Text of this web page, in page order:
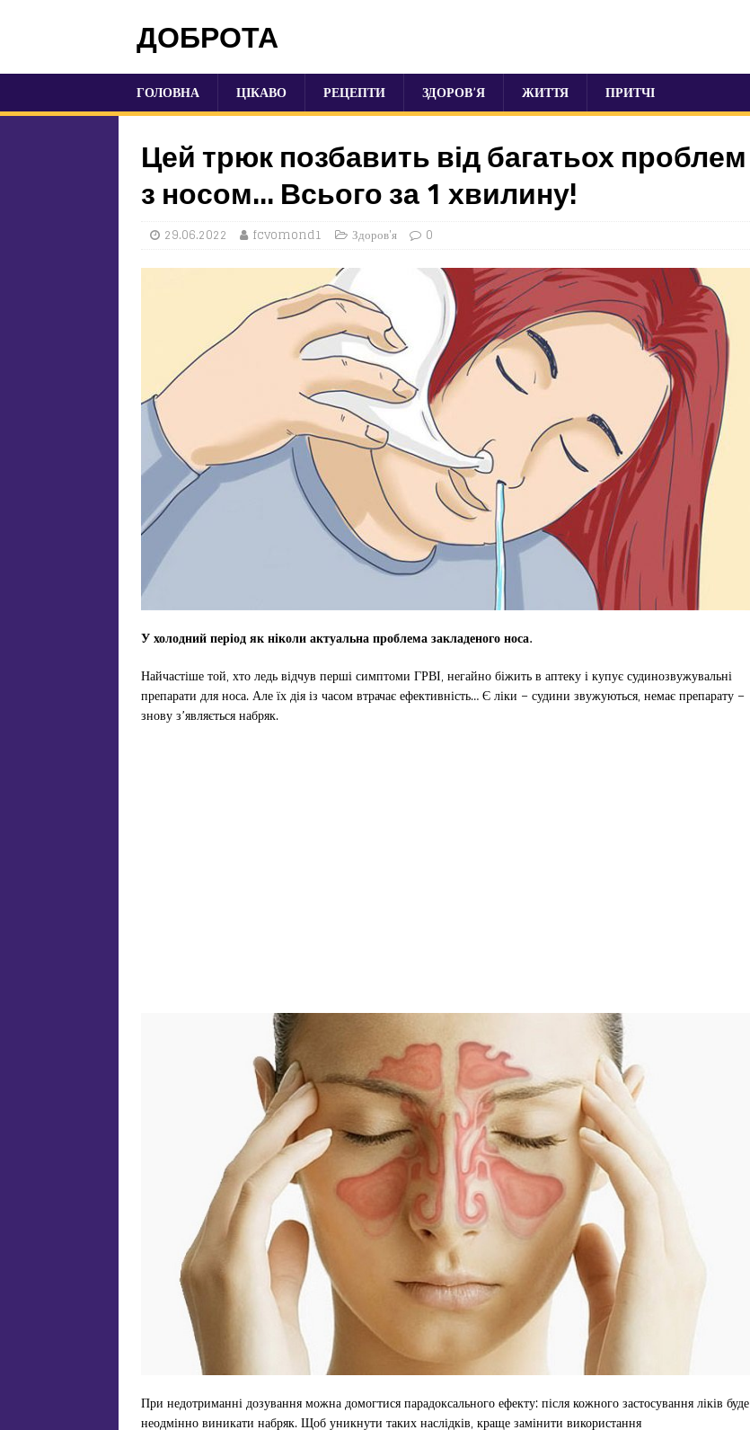
ДОБРОТА
ГОЛОВНА ЦІКАВО РЕЦЕПТИ ЗДОРОВ’Я ЖИТТЯ ПРИТЧІ
Цей трюк позбавить від багатьох проблем
з носом… Всього за 1 хвилину!
29.06.2022 fcvomond1 Здоров'я 0
У холодний період як ніколи актуальна проблема закладеного носа.
Найчастіше той, хто ледь відчув перші симптоми ГРВІ, негайно біжить в аптеку і купує судинозвужувальні
препарати для носа. Але їх дія із часом втрачає ефективність… Є ліки – судини звужуються, немає препарату –
знову з’являється набряк.
При недотриманні дозування можна домогтися парадоксального ефекту: після кожного застосування ліків буде
неодмінно виникати набряк. Щоб уникнути таких наслідків, краще замінити використання